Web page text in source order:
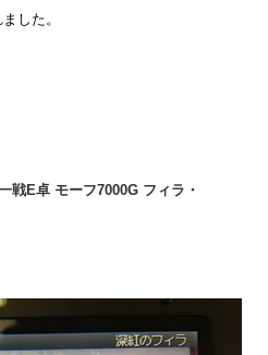
した。
戦E卓 モーフ7000G フィラ・